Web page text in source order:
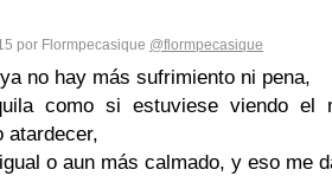
por Flormpecasique @flormpecasique
no hay más sufrimiento ni pena,
como si estuviese viendo el
atardecer,
o aun más calmado, y eso me